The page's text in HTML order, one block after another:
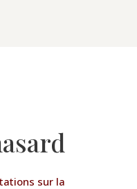
sur la